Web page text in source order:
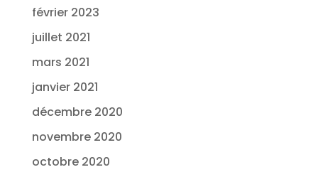
février 2023
juillet 2021
mars 2021
janvier 2021
décembre 2020
novembre 2020
octobre 2020